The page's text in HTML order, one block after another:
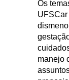
Os
manejo